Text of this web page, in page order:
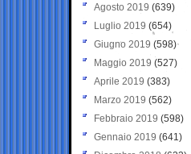
Agosto 2019 (639)
Luglio 2019 (654)
Giugno 2019 (598)
Maggio 2019 (527)
Aprile 2019 (383)
Marzo 2019 (562)
Febbraio 2019 (598)
Gennaio 2019 (641)